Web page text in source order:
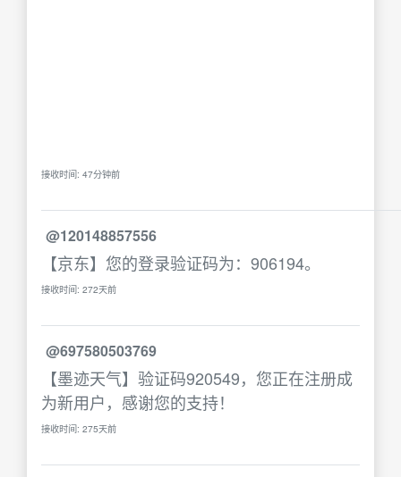
接收时间: 47分钟前
@120148857556
【京东】您的登录验证码为：906194。
接收时间: 272天前
@697580503769
【墨迹天气】验证码920549，您正在注册成
为新用户，感谢您的支持！
接收时间: 275天前